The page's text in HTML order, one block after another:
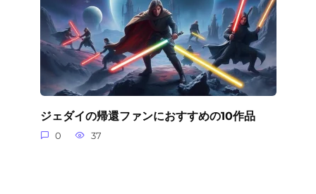
ジェダイの帰還ファンにおすすめの10作品
0 37